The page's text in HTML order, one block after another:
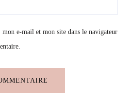
e-mail et mon site dans le navigateur